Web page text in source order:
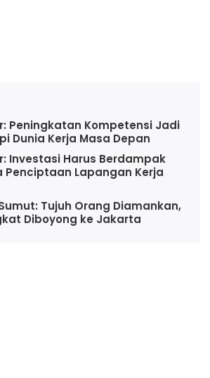
Peningkatan Kompetensi Jadi
Dunia Kerja Masa Depan
Investasi Harus Berdampak
Penciptaan Lapangan Kerja
Tujuh Orang Diamankan,
Diboyong ke Jakarta